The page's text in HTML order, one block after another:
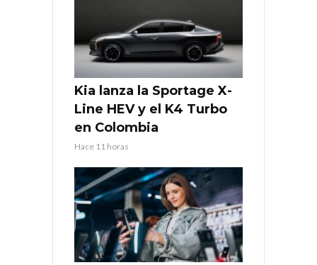
Kia lanza la Sportage X-
Line HEV y el K4 Turbo
en Colombia
Hace 11 horas